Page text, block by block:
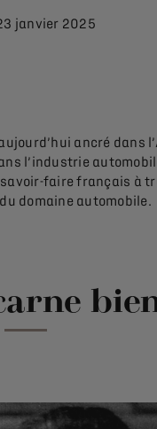
janvier 2025
ancré dans
l’industrie
faire français à
domaine automobile.